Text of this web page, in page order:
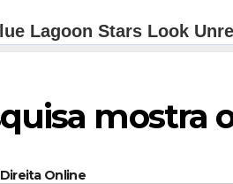
mostra
Online